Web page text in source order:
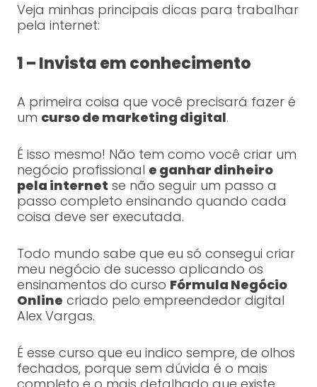
Veja minhas principais dicas para trabalhar
pela internet:
1 – Invista em conhecimento
A primeira coisa que você precisará fazer é
um curso de marketing digital.
É isso mesmo! Não tem como você criar um
negócio profissional e ganhar dinheiro
pela internet se não seguir um passo a
passo completo ensinando quando cada
coisa deve ser executada.
Todo mundo sabe que eu só consegui criar
meu negócio de sucesso aplicando os
ensinamentos do curso Fórmula Negócio
Online criado pelo empreendedor digital
Alex Vargas.
É esse curso que eu indico sempre, de olhos
fechados, porque sem dúvida é o mais